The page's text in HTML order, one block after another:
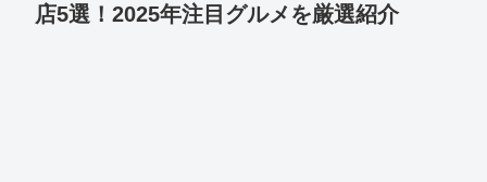
店5選！2025年注目グルメを厳選紹介